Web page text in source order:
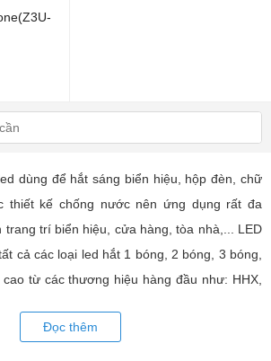
dùng để hắt sáng biển hiệu, hộp đèn, chữ
thiết kế chống nước nên ứng dụng rất đa
trang trí biển hiệu, cửa hàng, tòa nhà,... LED
cả các loại led hắt 1 bóng, 2 bóng, 3 bóng,
từ các thương hiệu hàng đầu như: HHX,
trang trí led.
Đọc thêm